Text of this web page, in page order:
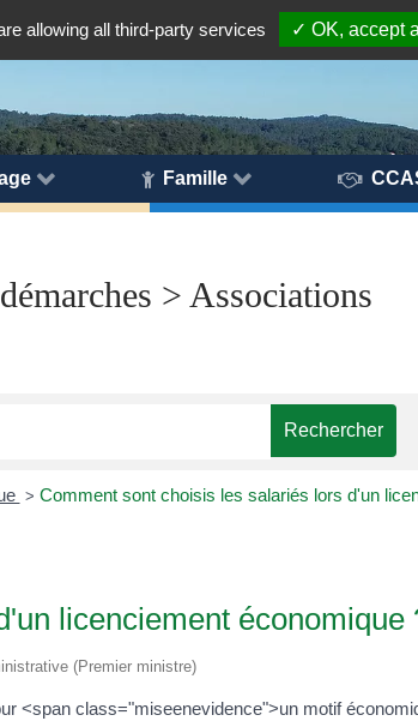
Famille
> Associations
> Comment sont choisis les salariés lors d'un
licenciement économique
(Premier ministre)
<span class="miseenevidence">un motif
allowing all third-party services ✓ OK, accept